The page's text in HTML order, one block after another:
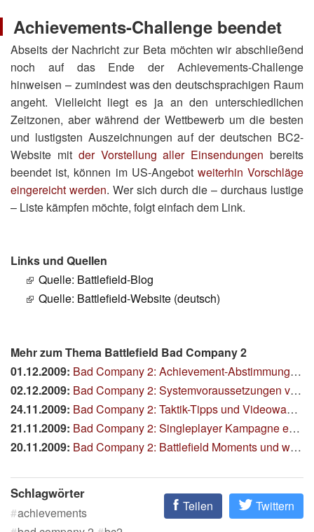
Achievements-Challenge beendet
Abseits der Nachricht zur Beta möchten wir abschließend
noch auf das Ende der Achievements-Challenge
hinweisen – zumindest was den deutschsprachigen Raum
angeht. Vielleicht liegt es ja an den unterschiedlichen
Zeitzonen, aber während der Wettbewerb um die besten
und lustigsten Auszeichnungen auf der deutschen BC2-
Website mit der Vorstellung aller Einsendungen bereits
beendet ist, können im US-Angebot weiterhin Vorschläge
eingereicht werden. Wer sich durch die – durchaus lustige
– Liste kämpfen möchte, folgt einfach dem Link.
Links und Quellen
Quelle: Battlefield-Blog
Quelle: Battlefield-Website (deutsch)
Mehr zum Thema Battlefield Bad Company 2
01.12.2009: Bad Company 2: Achievement-Abstimmung und Countdown-Timer
02.12.2009: Bad Company 2: Systemvoraussetzungen veröffentlicht
24.11.2009: Bad Company 2: Taktik-Tipps und Videowahnsinn
21.11.2009: Bad Company 2: Singleplayer Kampagne enthüllt
20.11.2009: Bad Company 2: Battlefield Moments und weitere Gameplay-Videos
Teilen Twittern
Schlagwörter
achievements